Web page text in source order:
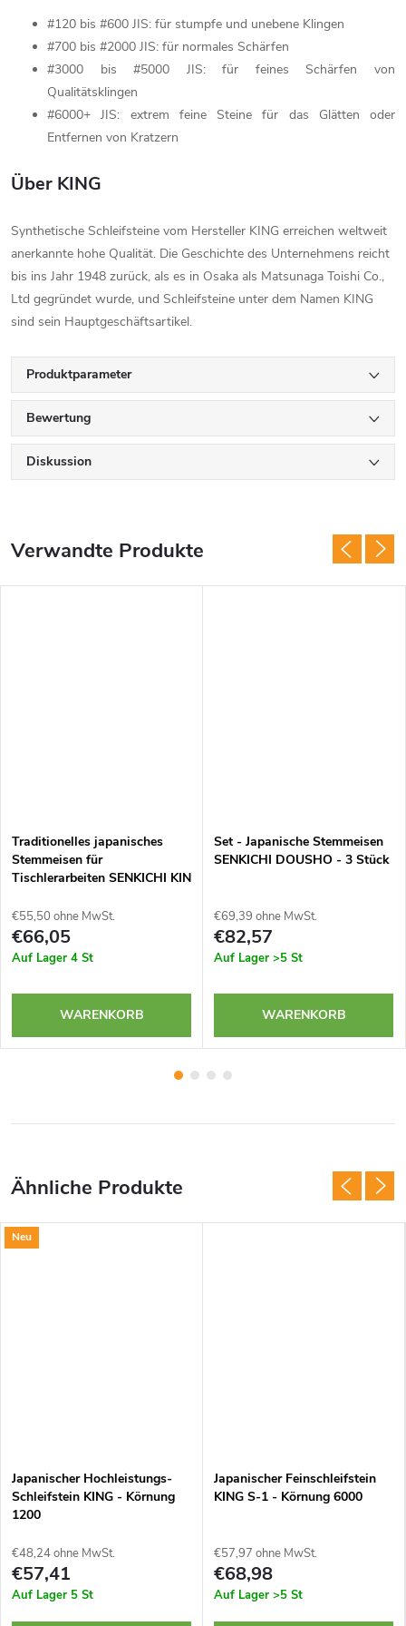
#120 bis #600 JIS: für stumpfe und unebene Klingen
#700 bis #2000 JIS: für normales Schärfen
#3000 bis #5000 JIS: für feines Schärfen von
Qualitätsklingen
#6000+ JIS: extrem feine Steine für das Glätten oder
Entfernen von Kratzern
Über KING
Synthetische Schleifsteine vom Hersteller KING erreichen weltweit
anerkannte hohe Qualität. Die Geschichte des Unternehmens reicht
bis ins Jahr 1948 zurück, als es in Osaka als Matsunaga Toishi Co.,
Ltd gegründet wurde, und Schleifsteine unter dem Namen KING
sind sein Hauptgeschäftsartikel.
Produktparameter
Bewertung
Diskussion
Verwandte Produkte
Traditionelles japanisches
Stemmeisen für
Tischlerarbeiten SENKICHI KIN
€55,50 ohne MwSt.
€66,05
Auf Lager 4 St
WARENKORB
Set - Japanische Stemmeisen
SENKICHI DOUSHO - 3 Stück
€69,39 ohne MwSt.
€82,57
Auf Lager >5 St
WARENKORB
Neu
Japanischer Hochleistungs-
Schleifstein KING - Körnung
1200
€48,24 ohne MwSt.
€57,41
Auf Lager 5 St
Japanischer Feinschleifstein
KING S-1 - Körnung 6000
€57,97 ohne MwSt.
€68,98
Auf Lager >5 St